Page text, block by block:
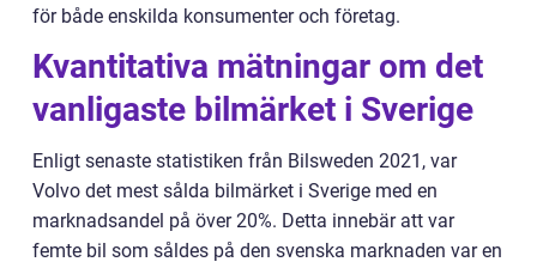
för både enskilda konsumenter och företag.
Kvantitativa mätningar om det
vanligaste bilmärket i Sverige
Enligt senaste statistiken från Bilsweden 2021, var
Volvo det mest sålda bilmärket i Sverige med en
marknadsandel på över 20%. Detta innebär att var
femte bil som såldes på den svenska marknaden var en